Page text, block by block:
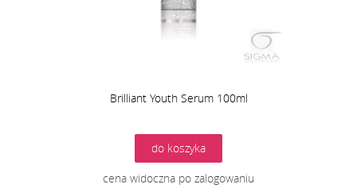
Brilliant Youth Serum 100ml
do koszyka
cena widoczna po zalogowaniu